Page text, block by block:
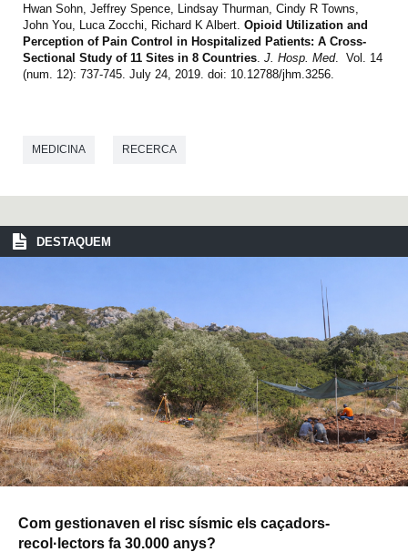
Hwan Sohn, Jeffrey Spence, Lindsay Thurman, Cindy R Towns,
John You, Luca Zocchi, Richard K Albert. Opioid Utilization and
Perception of Pain Control in Hospitalized Patients: A Cross-
Sectional Study of 11 Sites in 8 Countries J. Hosp. Med. Vol. 14
(num. 12): 737-745. July 24, 2019. doi: 10.12788/jhm.3256.
MEDICINA RECERCA
DESTAQUEM
Com gestionaven el risc sísmic els caçadors-
recol·lectors fa 30.000 anys?